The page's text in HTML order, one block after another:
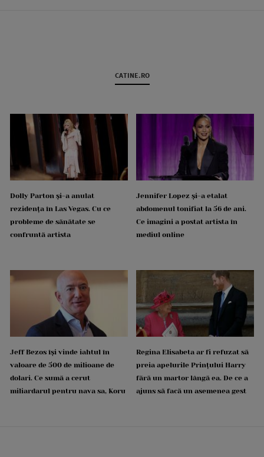
CATINE.RO
Dolly Parton și-a anulat
rezidența în Las Vegas. Cu ce
probleme de sănătate se
confruntă artista
Jennifer Lopez și-a etalat
abdomenul tonifiat la 56 de ani.
Ce imagini a postat artista în
mediul online
Jeff Bezos își vinde iahtul în
valoare de 500 de milioane de
dolari. Ce sumă a cerut
miliardarul pentru nava sa, Koru
Regina Elisabeta ar fi refuzat să
preia apelurile Prințului Harry
fără un martor lângă ea. De ce a
ajuns să facă un asemenea gest